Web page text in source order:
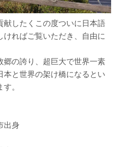
献したくこの度ついに日本語
ればご覧いただき、自由に
郷の誇り、超巨大で世界一素
本と世界の架け橋になるとい
。
出身